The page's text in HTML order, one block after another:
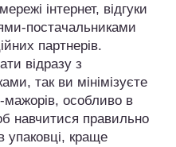
інтернет, відгуки
постачальниками
партнерів.
відразу з
так ви мінімізуєте
особливо в
навчитися правильно
упаковці, краще